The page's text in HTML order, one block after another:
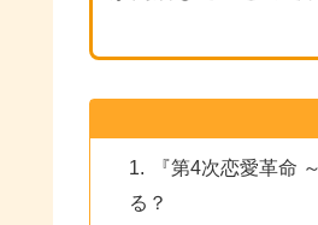
『第4次恋愛革命
る？